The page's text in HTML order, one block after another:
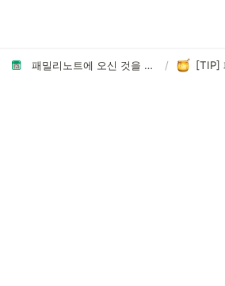
패밀리노트에 오신 것을 환영합니다👏🏻 / [TIP]